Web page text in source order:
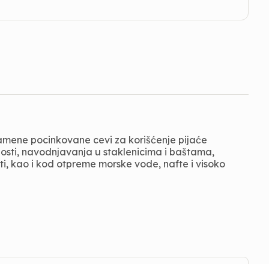
pocinkovane cevi za korišćenje pijaće
navodnjavanja u staklenicima i baštama,
kao i kod otpreme morske vode, nafte i visoko